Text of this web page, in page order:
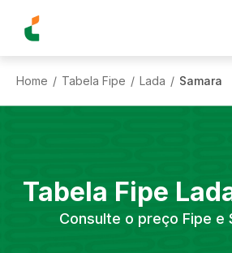
Home / Tabela Fipe / Lada / Samara
Tabela Fipe
Consulte o preço Fipe e